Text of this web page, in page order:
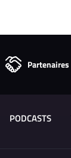
Partenaires
PODCASTS